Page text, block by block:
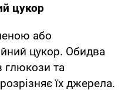
цукор
або
цукор. Обидва
глюкози та
їх джерела.